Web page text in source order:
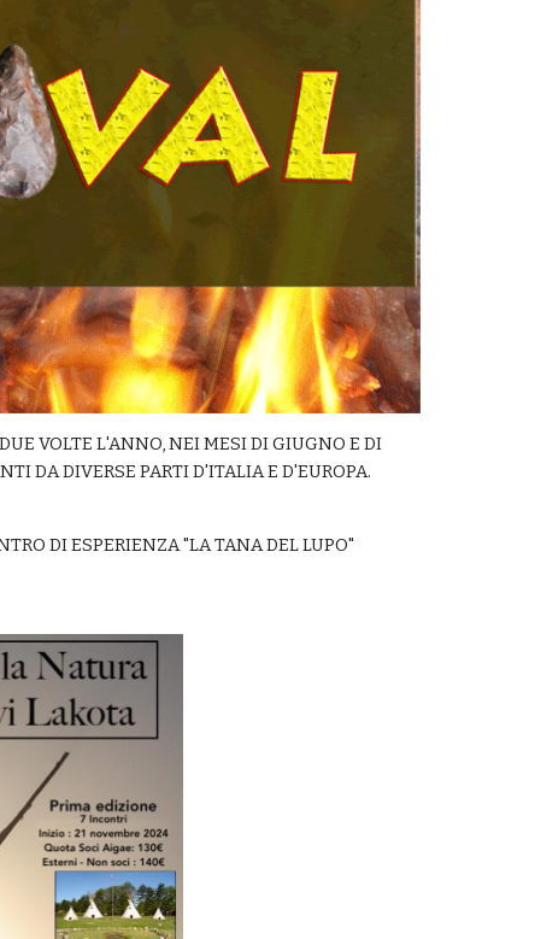
VOLTE L'ANNO, NEI MESI DI GIUGNO E DI
DA DIVERSE PARTI D'ITALIA E D'EUROPA.
DI ESPERIENZA "LA TANA DEL LUPO"